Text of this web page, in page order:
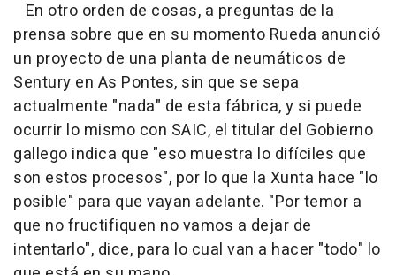
En otro orden de cosas, a preguntas de la
prensa sobre que en su momento Rueda anunció
un proyecto de una planta de neumáticos de
Sentury en As Pontes, sin que se sepa
actualmente "nada" de esta fábrica, y si puede
ocurrir lo mismo con SAIC, el titular del Gobierno
gallego indica que "eso muestra lo difíciles que
son estos procesos", por lo que la Xunta hace "lo
posible" para que vayan adelante. "Por temor a
que no fructifiquen no vamos a dejar de
intentarlo", dice, para lo cual van a hacer "todo" lo